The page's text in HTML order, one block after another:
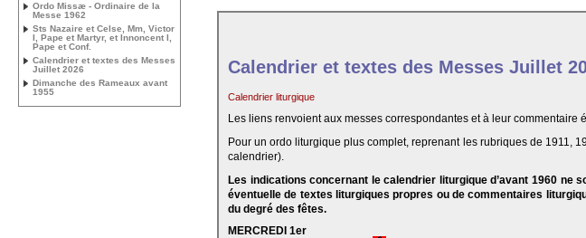
Calendrier et textes des Messes Juillet
Calendrier liturgique
Les liens renvoient aux messes correspondantes et à leur commentaire
Pour un ordo liturgique plus complet, reprenant les rubriques de 1911,
calendrier).
Les indications concernant le calendrier liturgique d’avant 1960 ne
éventuelle de textes liturgiques propres ou de commentaires
du degré des fêtes.
MERCREDI 1er
Ordo Missæ - Ordinaire de la
Messe 1962
Sts Nazaire et Celse, Mm, Victor
I, Pape et Martyr, et Innoncent I,
Pape et Conf.
Calendrier et textes des Messes
Juillet 2026
Dimanche des Rameaux avant
1955